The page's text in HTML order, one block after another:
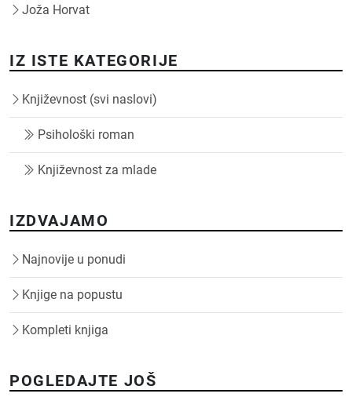
Joža Horvat
IZ ISTE KATEGORIJE
Književnost (svi naslovi)
Psihološki roman
Književnost za mlade
IZDVAJAMO
Najnovije u ponudi
Knjige na popustu
Kompleti knjiga
POGLEDAJTE JOŠ